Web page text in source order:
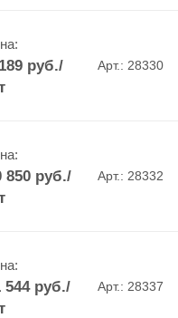
руб./
Арт.: 28330
850руб./
Арт.: 28332
544руб./
Арт.: 28337